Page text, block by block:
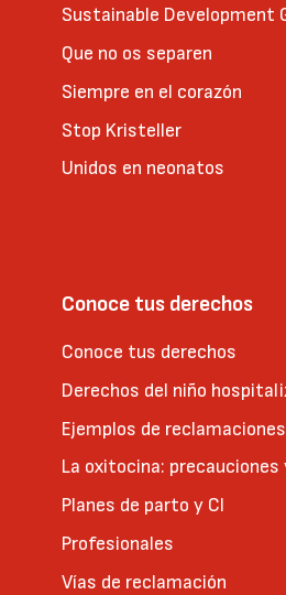
Sustainable Development
Que no os separen
Siempre en el corazón
Stop Kristeller
Unidos en neonatos
Conoce tus derechos
Conoce tus derechos
Derechos del niño
Ejemplos de reclamaciones
La oxitocina:
Planes de parto y CI
Profesionales
Vías de reclamación